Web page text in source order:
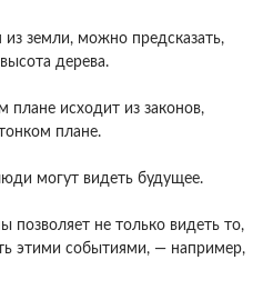
из земли, можно предсказать,
дерева.
исходит из законов,
плане.
могут видеть будущее.
позволяет не только видеть то,
этими событиями, — например,